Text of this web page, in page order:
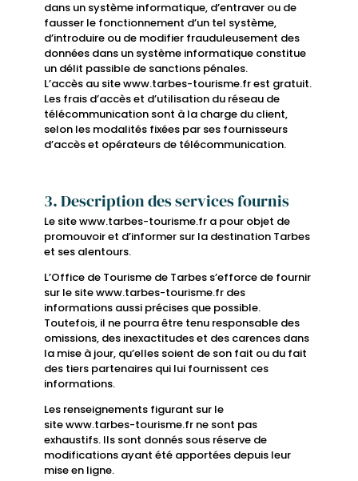
dans un système informatique, d’entraver ou de
fausser le fonctionnement d’un tel système,
d’introduire ou de modifier frauduleusement des
données dans un système informatique constitue
un délit passible de sanctions pénales.
L’accès au site www.tarbes-tourisme.fr est gratuit.
Les frais d’accès et d’utilisation du réseau de
télécommunication sont à la charge du client,
selon les modalités fixées par ses fournisseurs
d’accès et opérateurs de télécommunication.
3. Description des services fournis
Le site www.tarbes-tourisme.fr a pour objet de
promouvoir et d’informer sur la destination Tarbes
et ses alentours.
L’Office de Tourisme de Tarbes s’efforce de fournir
sur le site www.tarbes-tourisme.fr des
informations aussi précises que possible.
Toutefois, il ne pourra être tenu responsable des
omissions, des inexactitudes et des carences dans
la mise à jour, qu’elles soient de son fait ou du fait
des tiers partenaires qui lui fournissent ces
informations.
Les renseignements figurant sur le
site www.tarbes-tourisme.fr ne sont pas
exhaustifs. Ils sont donnés sous réserve de
modifications ayant été apportées depuis leur
mise en ligne.